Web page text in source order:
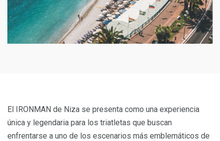
El IRONMAN de Niza se presenta como una experiencia
única y legendaria para los triatletas que buscan
enfrentarse a uno de los escenarios más emblemáticos de